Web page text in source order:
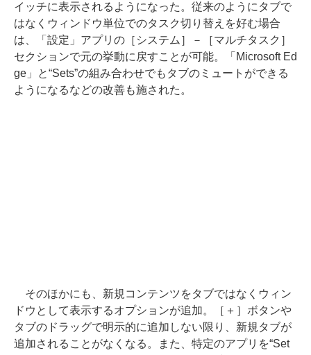
イッチに表示されるようになった。従来のようにタブで
はなくウィンドウ単位でのタスク切り替えを好む場合
は、「設定」アプリの［システム］－［マルチタスク］
セクションで元の挙動に戻すことが可能。「Microsoft Ed
ge」と“Sets”の組み合わせでもタブのミュートができる
ようになるなどの改善も施された。
そのほかにも、新規コンテンツをタブではなくウィン
ドウとして表示するオプションが追加。［＋］ボタンや
タブのドラッグで明示的に追加しない限り、新規タブが
追加されることがなくなる。また、特定のアプリを“Set